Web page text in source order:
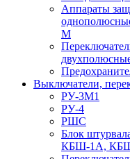
Аппараты
М
Выключатели,
РУ-3М1
РУ-4
РШС
Блок
КБШ-1А,